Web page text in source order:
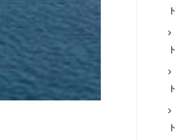
ト
ト
ト
ト